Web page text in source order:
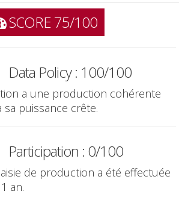
SCORE 75/100
Data Policy : 100/100
a une production cohérente
puissance crête.
Participation : 0/100
de production a été effectuée
an.